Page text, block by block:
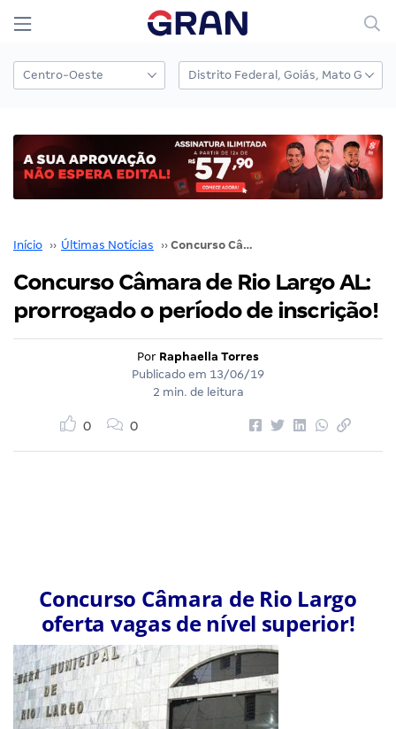
Início ›› Últimas Notícias ›› Concurso Câmara de Rio Largo AL: prorrogado o período de inscrição!
Concurso Câmara de Rio Largo AL:
prorrogado o período de inscrição!
Por Raphaella Torres
Publicado em 13/06/19
2 min. de leitura
0 0
Concurso Câmara de Rio Largo
oferta vagas de nível superior!